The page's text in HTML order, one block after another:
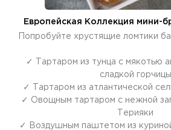
Европейская Коллекция мини-
Попробуйте хрустящие ломтики
✓ Тартаром из тунца с мякотью
сладкой горчицы
✓ Тартаром из атлантической
✓ Овощным тартаром с нежной
Терияки
✓ Воздушным паштетом из